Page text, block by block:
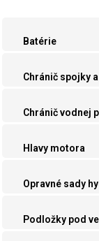
Batérie
Chránič spojky
Chránič vodnej
Hlavy motora
Opravné sady
Podložky pod